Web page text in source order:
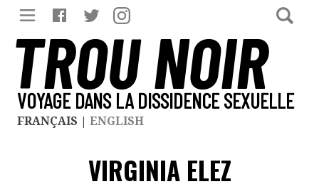
TROU NOIR
VOYAGE DANS LA DISSIDENCE SEXUELLE
FRANÇAIS | ENGLISH
VIRGINIA ELEZ